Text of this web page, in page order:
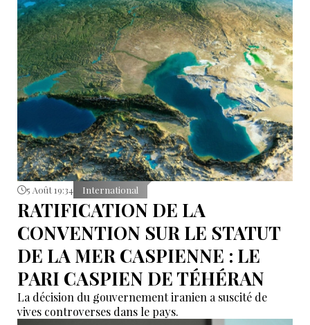
5 Août 19:34 International
RATIFICATION DE LA
CONVENTION SUR LE STATUT
DE LA MER CASPIENNE : LE
PARI CASPIEN DE TÉHÉRAN
La décision du gouvernement iranien a suscité de
vives controverses dans le pays.